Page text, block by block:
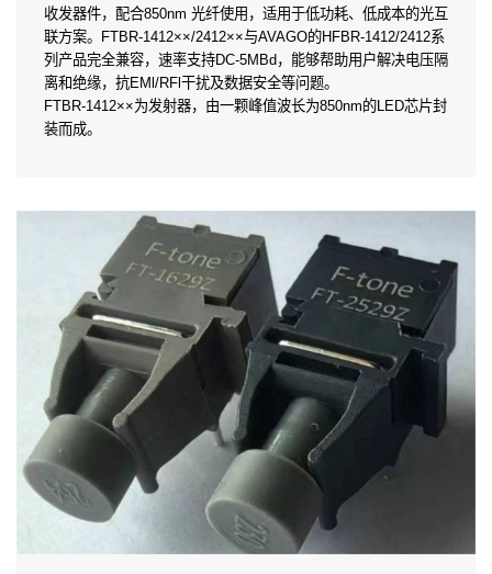
收发器件，配合850nm 光纤使用，适用于低功耗、低成本的光互
联方案。FTBR-1412××/2412××与AVAGO的HFBR-1412/2412系
列产品完全兼容，速率支持DC-5MBd，能够帮助用户解决电压隔
离和绝缘，抗EMl/RFl干扰及数据安全等问题。
FTBR-1412××为发射器，由一颗峰值波长为850nm的LED芯片封
装而成。